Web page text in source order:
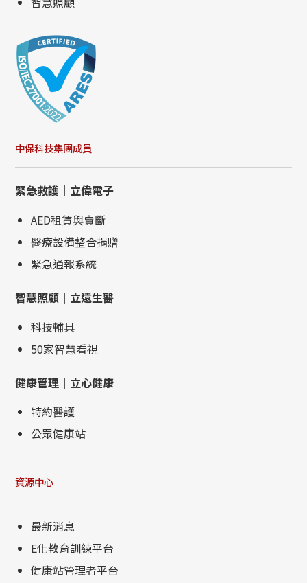
中保科技集團成員
緊急救護｜立偉電子
AED租賃與賣斷
醫療設備整合捐贈
緊急通報系統
智慧照顧｜立遠生醫
科技輔具
50家智慧看視
健康管理｜立心健康
特約醫護
公眾健康站
資源中心
最新消息
E化教育訓練平台
健康站管理者平台